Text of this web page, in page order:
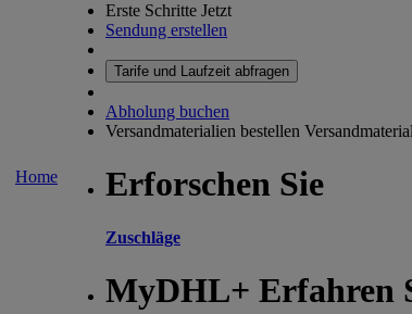
Home
Erste Schritte Jetzt
Sendung erstellen
Tarife und Laufzeit abfragen
Abholung buchen
Versandmaterialien bestellen
Erforschen Sie
Zuschläge
MyDHL+ Erfahren